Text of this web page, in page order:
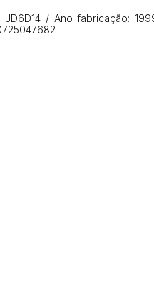
/ Ano fabricação: